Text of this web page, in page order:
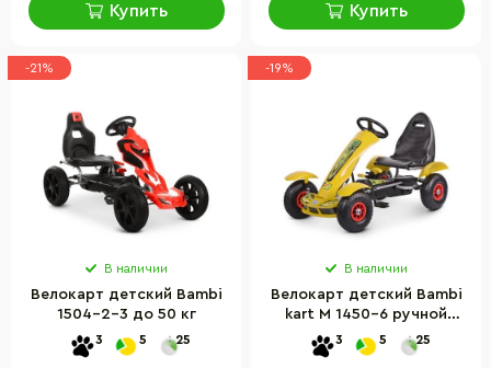
Купить Купить
-21%
В наличии
Велокарт детский Bambi
1504-2-3 до 50 кг
3 5 25
-19%
В наличии
Велокарт детский Bambi
kart M 1450-6 ручной
тормоз
3 5 25